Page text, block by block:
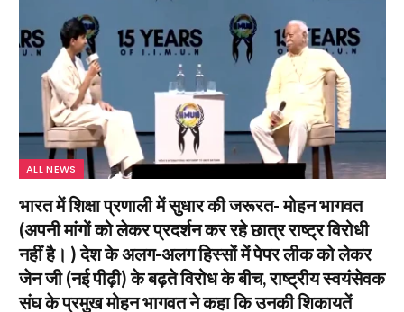
ALL NEWS
भारत में शिक्षा प्रणाली में सुधार की जरूरत- मोहन भागवत
(अपनी मांगों को लेकर प्रदर्शन कर रहे छात्र राष्ट्र विरोधी
नहीं है। ) देश के अलग-अलग हिस्सों में पेपर लीक को लेकर
जेन जी (नई पीढ़ी) के बढ़ते विरोध के बीच, राष्ट्रीय स्वयंसेवक
संघ के प्रमुख मोहन भागवत ने कहा कि उनकी शिकायतें